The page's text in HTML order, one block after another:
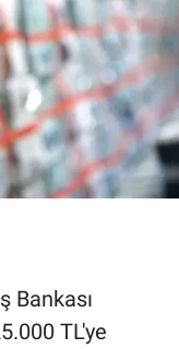
Bankası
TL'ye